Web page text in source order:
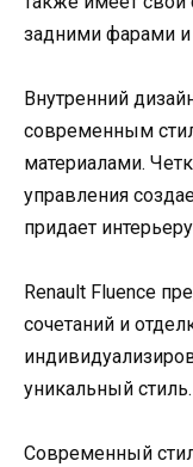
задними фарами и
Внутренний
современным
материалами.
управления
придает
Renault Fluence
сочетаний и
уникальный стиль.
Современный